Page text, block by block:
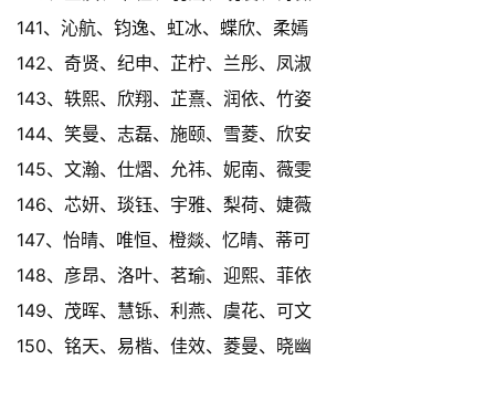
141、沁航、钧逸、虹冰、蝶欣、柔嫣
142、奇贤、纪申、芷柠、兰彤、凤淑
143、轶熙、欣翔、芷熹、润依、竹姿
144、笑曼、志磊、施颐、雪菱、欣安
145、文瀚、仕熠、允祎、妮南、薇雯
146、芯妍、琰钰、宇雅、梨荷、婕薇
147、怡晴、唯恒、橙燚、忆晴、蒂可
148、彦昂、洛叶、茗瑜、迎熙、菲依
149、茂晖、慧铄、利燕、虞花、可文
150、铭天、易楷、佳效、菱曼、晓幽